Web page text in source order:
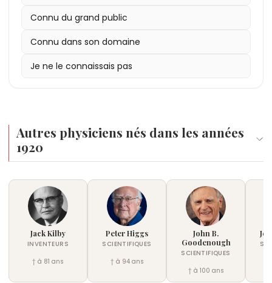
Connu du grand public
Connu dans son domaine
Je ne le connaissais pas
Autres physiciens nés dans les années
1920
Jack Kilby
INVENTEURS
† à 81 ans
Peter Higgs
SCIENTIFIQUES
† à 94 ans
John B.
Goodenough
SCIENTIFIQUES
† à 100 ans